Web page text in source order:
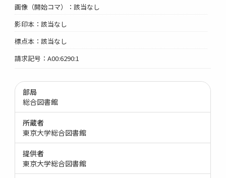
画像（開始コマ）：該当なし
影印本：該当なし
標点本：該当なし
請求記号：A00:6290:1
部局
総合図書館
所蔵者
東京大学総合図書館
提供者
東京大学総合図書館